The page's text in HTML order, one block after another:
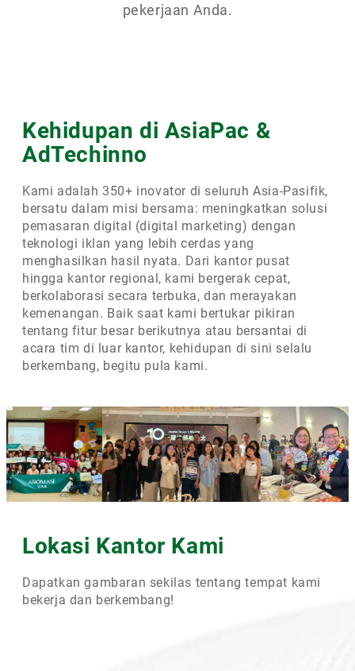
pekerjaan Anda.
Kehidupan di AsiaPac &
AdTechinno
Kami adalah 350+ inovator di seluruh Asia-Pasifik,
bersatu dalam misi bersama: meningkatkan solusi
pemasaran digital (digital marketing) dengan
teknologi iklan yang lebih cerdas yang
menghasilkan hasil nyata. Dari kantor pusat
hingga kantor regional, kami bergerak cepat,
berkolaborasi secara terbuka, dan merayakan
kemenangan. Baik saat kami bertukar pikiran
tentang fitur besar berikutnya atau bersantai di
acara tim di luar kantor, kehidupan di sini selalu
berkembang, begitu pula kami.
Lokasi Kantor Kami
Dapatkan gambaran sekilas tentang tempat kami
bekerja dan berkembang!